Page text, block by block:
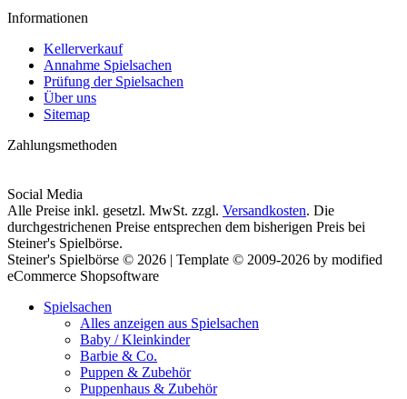
Informationen
Kellerverkauf
Annahme Spielsachen
Prüfung der Spielsachen
Über uns
Sitemap
Zahlungsmethoden
Social Media
Alle Preise inkl. gesetzl. MwSt. zzgl. Versandkosten. Die
durchgestrichenen Preise entsprechen dem bisherigen Preis bei
Steiner's Spielbörse.
Steiner's Spielbörse © 2026 | Template © 2009-2026 by modified
eCommerce Shopsoftware
Spielsachen
Alles anzeigen aus Spielsachen
Baby / Kleinkinder
Barbie & Co.
Puppen & Zubehör
Puppenhaus & Zubehör